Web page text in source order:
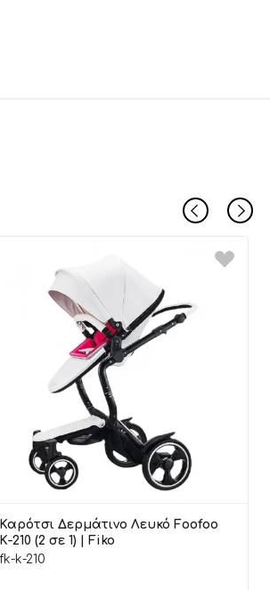
Καρότσι Δερμάτινο Λευκό Foofoo
K-210 (2 σε 1) | Fiko
fk-k-210